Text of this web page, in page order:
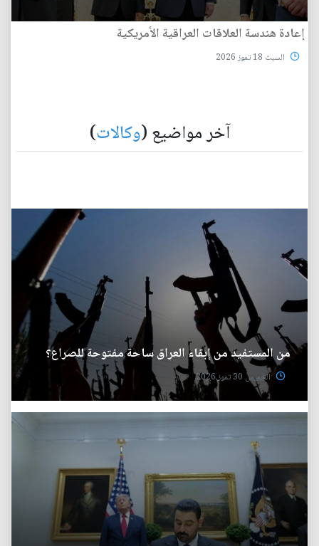
إعادة هندسة العلاقات العراقية الأمريكية
السبت 18 تموز 2026
آخر مواضيع (وكالات)
من المستفيد من إبقاء العراق ساحة مفتوحة للصراع؟
الخميس 30 تموز 2026